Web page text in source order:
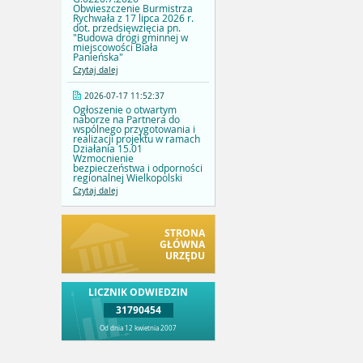
Obwieszczenie Burmistrza
Rychwała z 17 lipca 2026 r.
dot. przedsięwzięcia pn.
"Budowa drogi gminnej w
miejscowości Biała
Panieńska"
Czytaj dalej
2026-07-17 11:52:37
Ogłoszenie o otwartym
naborze na Partnera do
wspólnego przygotowania i
realizacji projektu w ramach
Działania 15.01
Wzmocnienie
bezpieczeństwa i odporności
regionalnej Wielkopolski
Czytaj dalej
STRONA
GŁÓWNA
URZĘDU
LICZNIK ODWIEDZIN
31790454
Od dnia 12 kwietnia 2007